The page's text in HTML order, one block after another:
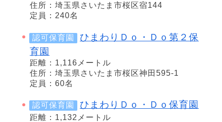
住所：埼玉県さいたま市桜区宿144
定員：240名
認可保育園
ひまわりＤｏ・Ｄｏ第２保
育園
距離：1,116メートル
住所：埼玉県さいたま市桜区神田595-1
定員：60名
認可保育園 ひまわりＤｏ・Ｄｏ保育園
距離：1,132メートル